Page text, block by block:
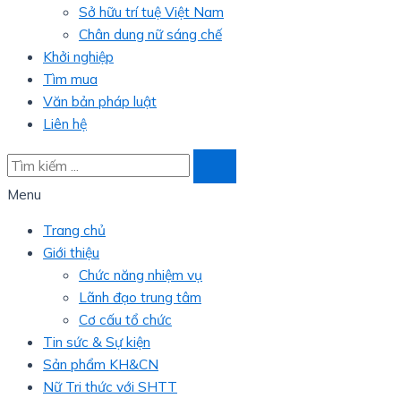
Sở hữu trí tuệ Việt Nam
Chân dung nữ sáng chế
Khởi nghiệp
Tìm mua
Văn bản pháp luật
Liên hệ
Menu
Trang chủ
Giới thiệu
Chức năng nhiệm vụ
Lãnh đạo trung tâm
Cơ cấu tổ chức
Tin sức & Sự kiện
Sản phẩm KH&CN
Nữ Tri thức với SHTT